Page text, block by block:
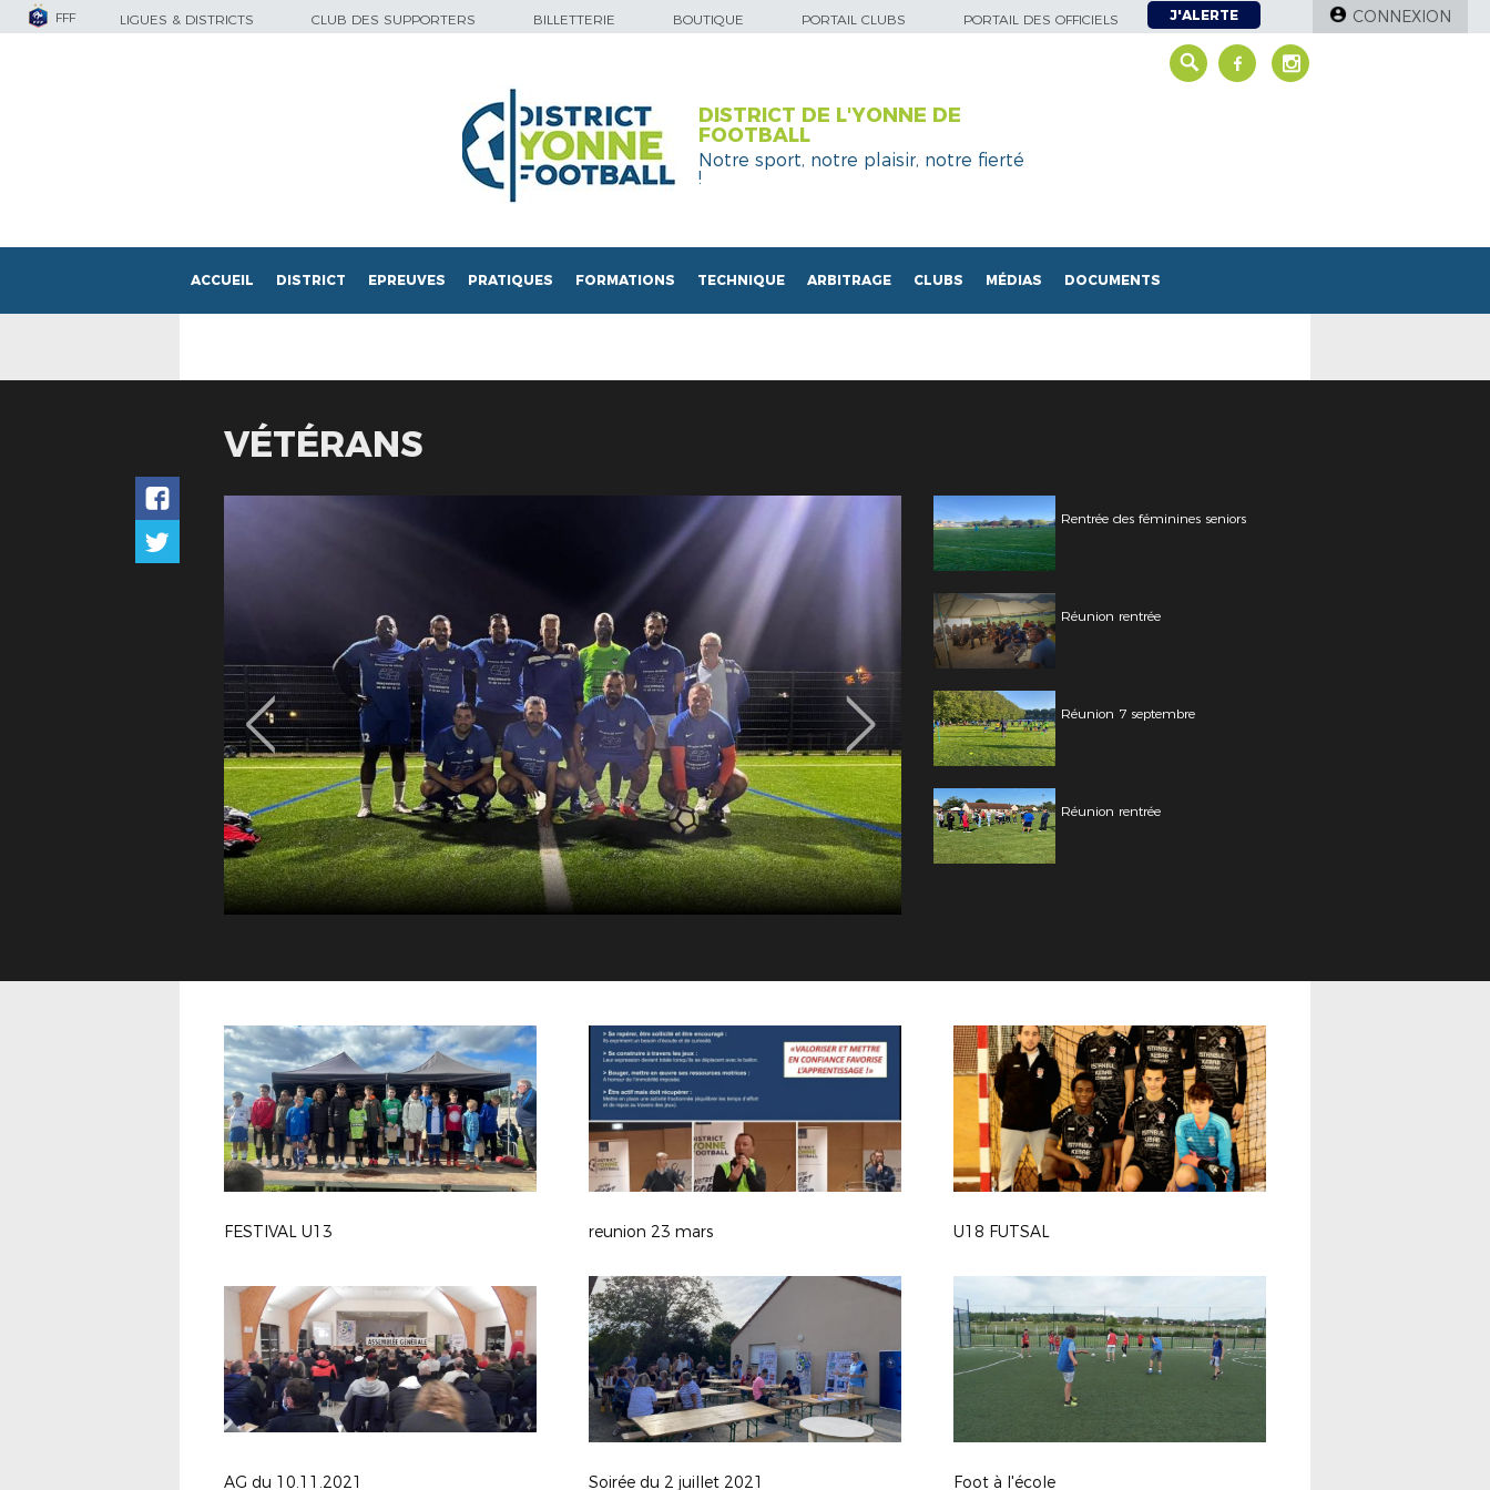
FFF LIGUES & DISTRICTS CLUB DES SUPPORTERS BILLETTERIE BOUTIQUE PORTAIL CLUBS PORTAIL DES OFFICIELS J'ALERTE CONNEXION
DISTRICT DE L'YONNE DE
FOOTBALL
Notre sport, notre plaisir, notre fierté
!
ACCUEIL DISTRICT EPREUVES PRATIQUES FORMATIONS TECHNIQUE ARBITRAGE CLUBS MÉDIAS DOCUMENTS
VÉTÉRANS
Rentrée des féminines seniors
Réunion rentrée
Réunion 7 septembre
Réunion rentrée
FESTIVAL U13 reunion 23 mars U18 FUTSAL
AG du 10.11.2021 Soirée du 2 juillet 2021 Foot à l'école